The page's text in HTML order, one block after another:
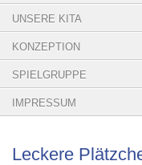
UNSERE KITA
KONZEPTION
SPIELGRUPPE
IMPRESSUM
Leckere